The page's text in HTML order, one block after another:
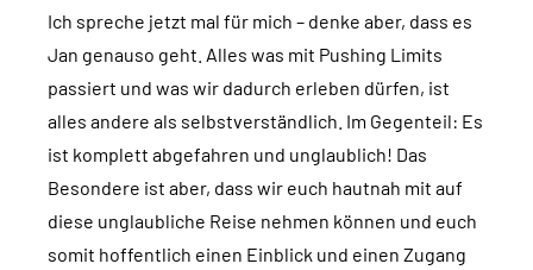
Ich spreche jetzt mal für mich – denke aber, dass es
Jan genauso geht. Alles was mit Pushing Limits
passiert und was wir dadurch erleben dürfen, ist
alles andere als selbstverständlich. Im Gegenteil: Es
ist komplett abgefahren und unglaublich! Das
Besondere ist aber, dass wir euch hautnah mit auf
diese unglaubliche Reise nehmen können und euch
somit hoffentlich einen Einblick und einen Zugang